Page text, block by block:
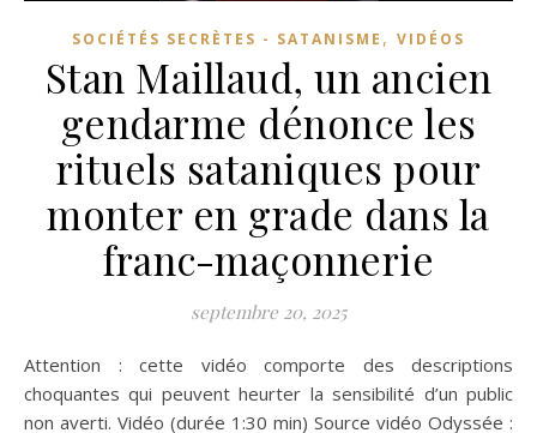
SOCIÉTÉS SECRÈTES - SATANISME , VIDÉOS
Stan Maillaud, un ancien
gendarme dénonce les
rituels sataniques pour
monter en grade dans la
franc-maçonnerie
septembre 20, 2025
Attention : cette vidéo comporte des descriptions
choquantes qui peuvent heurter la sensibilité d’un public
non averti. Vidéo (durée 1:30 min) Source vidéo Odyssée :